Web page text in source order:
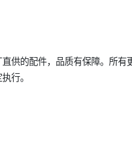
供的配件，品质有保障。所
行。